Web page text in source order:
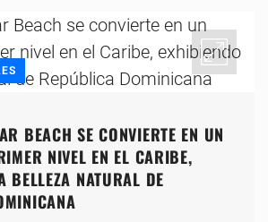
BEACH SE CONVIERTE EN UN
NIVEL EN EL CARIBE,
BELLEZA NATURAL DE